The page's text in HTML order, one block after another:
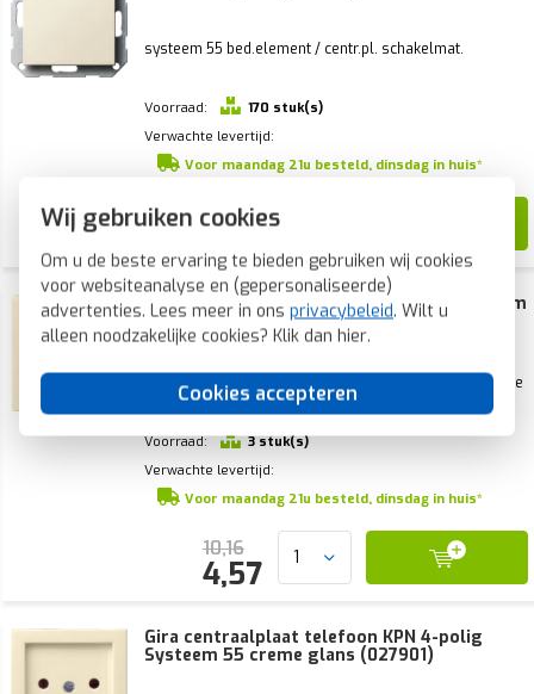
Wij gebruiken cookies
Om u de beste ervaring te bieden gebruiken wij cookies
voor websiteanalyse en (gepersonaliseerde)
advertenties. Lees meer in ons privacybeleid. Wilt u
alleen noodzakelijke cookies? Klik dan hier.
Cookies accepteren
systeem 55 bed.element / centr.pl. schakelmat.
Voorraad:
170 stuk(s)
Verwachte levertijd:
Voor maandag 21u besteld, dinsdag in huis*
18,55
7,10
Gira afdekking voor snoeraftakking Systeem
55 creme glans (027401)
telecommunicatieverbindingsdozen. Systeem 55, crème
glans.
Voorraad:
3 stuk(s)
Verwachte levertijd:
Voor maandag 21u besteld, dinsdag in huis*
10,16
4,57
Gira centraalplaat telefoon KPN 4-polig
Systeem 55 creme glans (027901)